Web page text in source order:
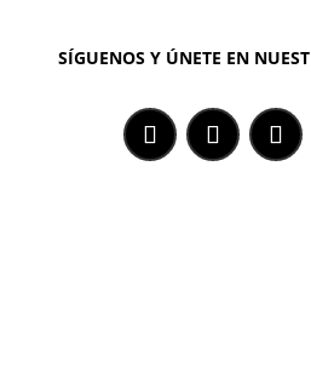
SÍGUENOS Y ÚNETE EN